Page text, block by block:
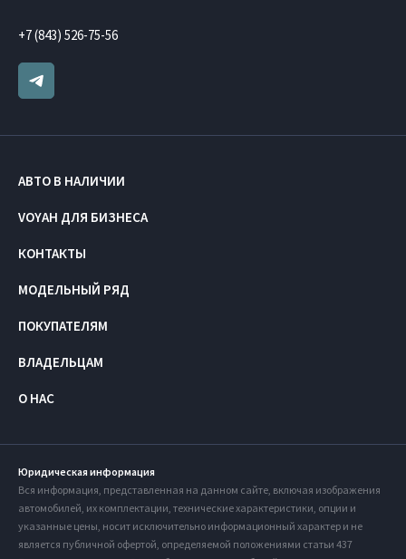
+7 (843) 526-75-56
АВТО В НАЛИЧИИ
VOYAH ДЛЯ БИЗНЕСА
КОНТАКТЫ
МОДЕЛЬНЫЙ РЯД
ПОКУПАТЕЛЯМ
ВЛАДЕЛЬЦАМ
О НАС
Юридическая информация
Вся информация, представленная на данном сайте, включая изображения
автомобилей, их комплектации, технические характеристики, опции и
указанные цены, носит исключительно информационный характер и не
является публичной офертой, определяемой положениями статьи 437